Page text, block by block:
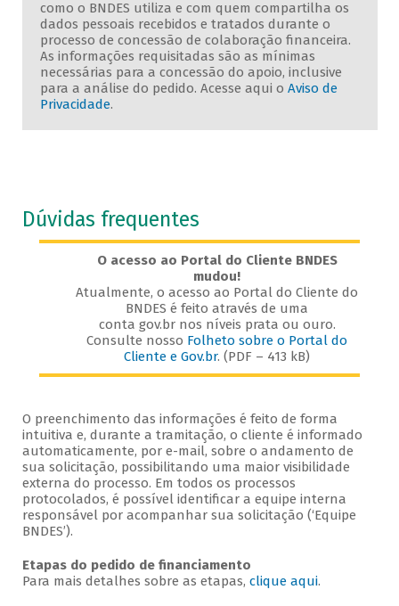
como o BNDES utiliza e com quem compartilha os
dados pessoais recebidos e tratados durante o
processo de concessão de colaboração financeira.
As informações requisitadas são as mínimas
necessárias para a concessão do apoio, inclusive
para a análise do pedido. Acesse aqui o Aviso de
Privacidade.
Dúvidas frequentes
O acesso ao Portal do Cliente BNDES
mudou!
Atualmente, o acesso ao Portal do Cliente do
BNDES é feito através de uma
conta gov.br nos níveis prata ou ouro.
Consulte nosso Folheto sobre o Portal do
Cliente e Gov.br. (PDF – 413 kB)
O preenchimento das informações é feito de forma
intuitiva e, durante a tramitação, o cliente é informado
automaticamente, por e-mail, sobre o andamento de
sua solicitação, possibilitando uma maior visibilidade
externa do processo. Em todos os processos
protocolados, é possível identificar a equipe interna
responsável por acompanhar sua solicitação (‘Equipe
BNDES’).
Etapas do pedido de financiamento
Para mais detalhes sobre as etapas, clique aqui.